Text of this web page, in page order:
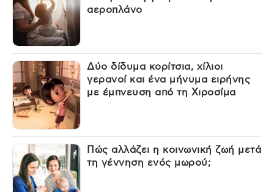
αεροπλάνο
Δύο δίδυμα κορίτσια, χίλιοι
γερανοί και ένα μήνυμα ειρήνης
με έμπνευση από τη Χιροσίμα
Πώς αλλάζει η κοινωνική ζωή μετά
τη γέννηση ενός μωρού;